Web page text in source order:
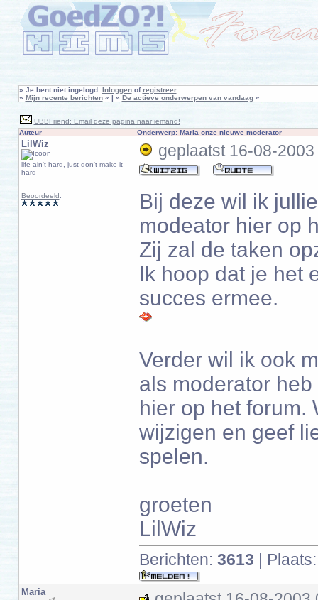
» Je bent niet ingelogd. Inloggenofregistreer
» Mijn recente berichten« | » De actieve onderwerpen van vandaag«
UBBFriend: Email deze pagina naar iemand!
Auteur
Onderwerp: Maria onze nieuwe moderator
LilWiz
life ain't hard, just don't make it
hard
Beoordeeld:
geplaatst 16-08-
Bij deze wil ik
modeator hier op
Zij zal de taken
Ik hoop dat je het
succes ermee.
Verder wil ik ook
als moderator
hier op het forum.
wijzigen en geef
spelen.
groeten
LilWiz
Berichten: 3613 |
Maria